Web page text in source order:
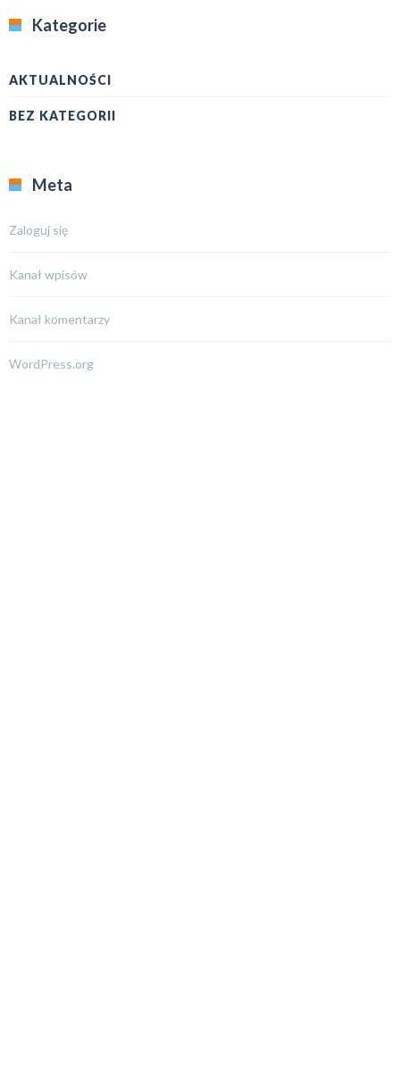
Kategorie
AKTUALNOŚCI
BEZ KATEGORII
Meta
Zaloguj się
Kanał wpisów
Kanał komentarzy
WordPress.org